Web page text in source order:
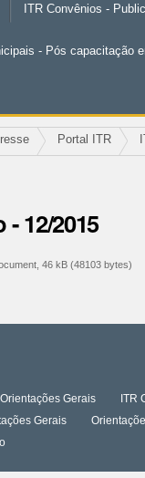
ITR Convênios -
- Pós capacitação
Portal ITR
12/2015
46 kB (48103 bytes)
Gerais ITR
Gerais